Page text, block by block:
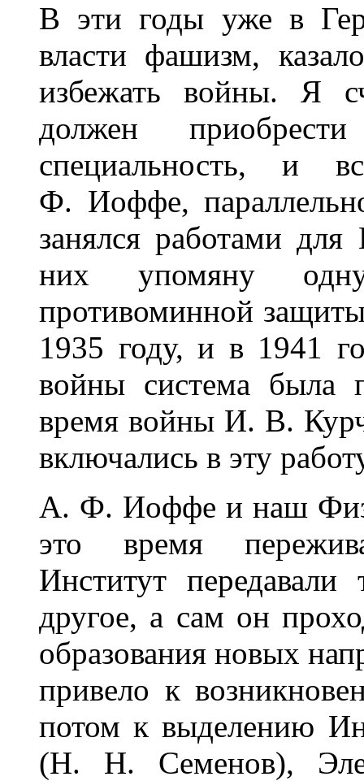
В эти годы уже в
власти фашизм,
избежать войны. Я
должен
специальность, и
Ф. Иоффе,
занялся работами
них упомяну
противоминной
1935 году, и в 1941
войны система была
время войны И. В.
включались в эту
А. Ф. Иоффе и наш
это время
Институт
другое, а сам он
образования новых
привело к
потом к выделению
(Н. Н. Семенов),